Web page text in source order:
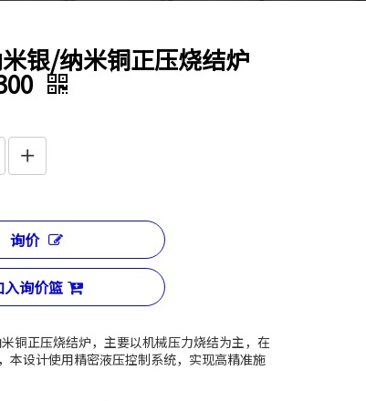
银/纳米铜正压烧结炉
询价
入询价篮
铜正压烧结炉，主要以机械压力烧结为主，在
本设计使用精密液压控制系统，实现高精准施